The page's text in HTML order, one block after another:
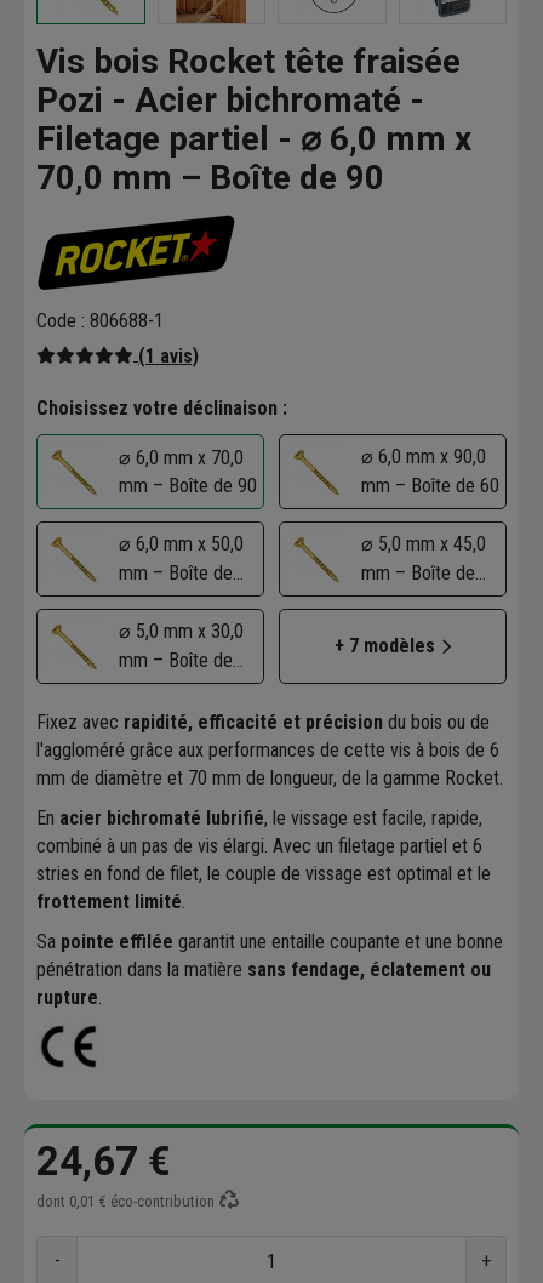
Vis bois Rocket tête fraisée
Pozi - Acier bichromaté -
Filetage partiel - ⌀ 6,0 mm x
70,0 mm – Boîte de 90
Code : 806688-1
(1 avis)
Choisissez votre déclinaison :
⌀ 6,0 mm x 70,0
mm – Boîte de 90
⌀ 6,0 mm x 90,0
mm – Boîte de 60
⌀ 6,0 mm x 50,0
mm – Boîte de
100
⌀ 5,0 mm x 45,0
mm – Boîte de
100
⌀ 5,0 mm x 30,0
mm – Boîte de
100
+ 7 modèles
Fixez avec rapidité, efficacité et précision du bois ou de
l'aggloméré grâce aux performances de cette vis à bois de 6
mm de diamètre et 70 mm de longueur, de la gamme Rocket.
En acier bichromaté lubrifié, le vissage est facile, rapide,
combiné à un pas de vis élargi. Avec un filetage partiel et 6
stries en fond de filet, le couple de vissage est optimal et le
frottement limité
Sa pointe effilée garantit une entaille coupante et une bonne
pénétration dans la matière sans fendage, éclatement ou
rupture
24,67 €
dont 0,01 € éco-contribution
-
+